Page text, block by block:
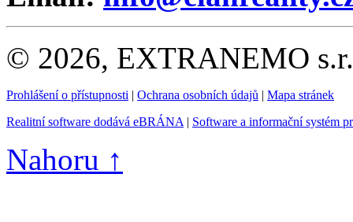
© 2026, EXTRANEMO
Prohlášení o přístupnosti | Ochrana osobních údajů | Mapa stránek
Realitní software dodává eBRÁNA | Software a informační systém
Nahoru ↑